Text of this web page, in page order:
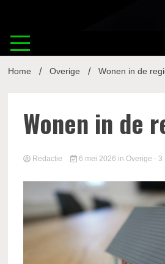
Home Overige Wonen in de
Wonen in de
Redactie 6 mei 2026 in Overige - 3